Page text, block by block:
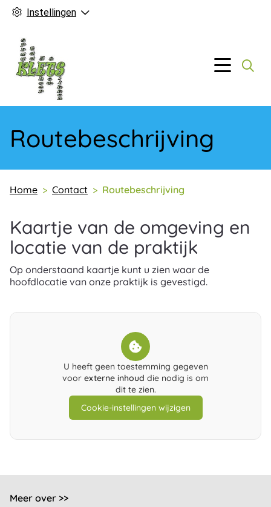
Instellingen
Menu
Home Contact Routebeschrijving
Routebeschrijving
Kaartje van de omgeving en
locatie van de praktijk
Op onderstaand kaartje kunt u zien waar de
hoofdlocatie van onze praktijk is gevestigd.
U heeft geen toestemming gegeven
voor externe inhoud die nodig is om
dit te zien.
Cookie-instellingen wijzigen
Meer over >>